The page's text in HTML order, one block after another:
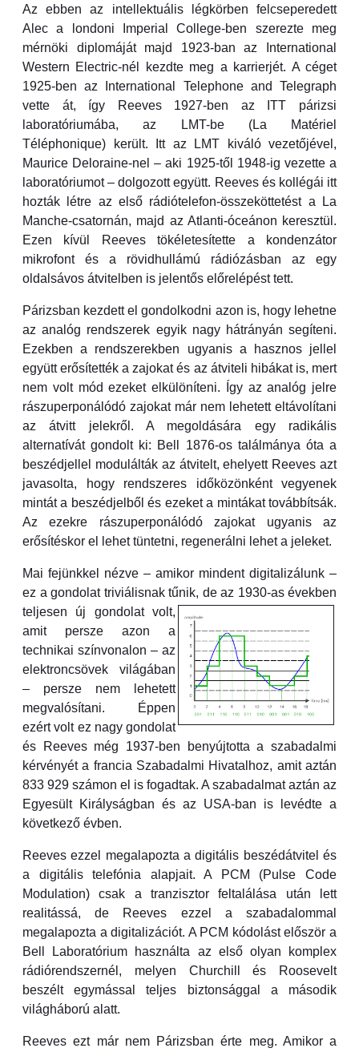
Az ebben az intellektuális légkörben felcseperedett
Alec a londoni Imperial College-ben szerezte meg
mérnöki diplomáját majd 1923-ban az International
Western Electric-nél kezdte meg a karrierjét. A céget
1925-ben az International Telephone and Telegraph
vette át, így Reeves 1927-ben az ITT párizsi
laboratóriumába, az LMT-be (La Matériel
Téléphonique) került. Itt az LMT kiváló vezetőjével,
Maurice Deloraine-nel – aki 1925-től 1948-ig vezette a
laboratóriumot – dolgozott együtt. Reeves és kollégái itt
hozták létre az első rádiótelefon-összeköttetést a La
Manche-csatornán, majd az Atlanti-óceánon keresztül.
Ezen kívül Reeves tökéletesítette a kondenzátor
mikrofont és a rövidhullámú rádiózásban az egy
oldalsávos átvitelben is jelentős előrelépést tett.
Párizsban kezdett el gondolkodni azon is, hogy lehetne
az analóg rendszerek egyik nagy hátrányán segíteni.
Ezekben a rendszerekben ugyanis a hasznos jellel
együtt erősítették a zajokat és az átviteli hibákat is, mert
nem volt mód ezeket elkülöníteni. Így az analóg jelre
rászuperponálódó zajokat már nem lehetett eltávolítani
az átvitt jelekről. A megoldására egy radikális
alternatívát gondolt ki: Bell 1876-os találmánya óta a
beszédjellel modulálták az átvitelt, ehelyett Reeves azt
javasolta, hogy rendszeres időközönként vegyenek
mintát a beszédjelből és ezeket a mintákat továbbítsák.
Az ezekre rászuperponálódó zajokat ugyanis az
erősítéskor el lehet tüntetni, regenerálni lehet a jeleket.
Mai fejünkkel nézve – amikor mindent digitalizálunk –
ez a gondolat triviálisnak tűnik, de az 1930-as években
teljesen új gondolat volt,
amit persze azon a
technikai színvonalon – az
elektroncsövek világában
– persze nem lehetett
megvalósítani. Éppen
ezért volt ez nagy gondolat
és Reeves még 1937-ben benyújtotta a szabadalmi
kérvényét a francia Szabadalmi Hivatalhoz, amit aztán
833 929 számon el is fogadtak. A szabadalmat aztán az
Egyesült Királyságban és az USA-ban is levédte a
következő évben.
Reeves ezzel megalapozta a digitális beszédátvitel és
a digitális telefónia alapjait. A PCM (Pulse Code
Modulation) csak a tranzisztor feltalálása után lett
realitássá, de Reeves ezzel a szabadalommal
megalapozta a digitalizációt. A PCM kódolást először a
Bell Laboratórium használta az első olyan komplex
rádiórendszernél, melyen Churchill és Roosevelt
beszélt egymással teljes biztonsággal a második
világháború alatt.
Reeves ezt már nem Párizsban érte meg. Amikor a